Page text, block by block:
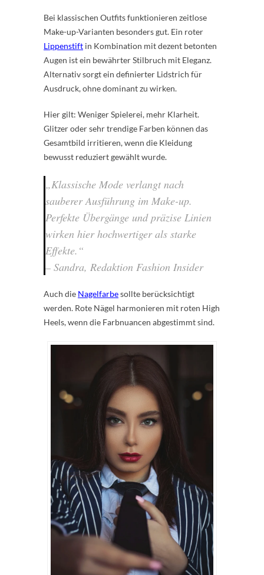
Bei klassischen Outfits funktionieren zeitlose
Make-up-Varianten besonders gut. Ein roter
Lippenstift in Kombination mit dezent betonten
Augen ist ein bewährter Stilbruch mit Eleganz.
Alternativ sorgt ein definierter Lidstrich für
Ausdruck, ohne dominant zu wirken.
Hier gilt: Weniger Spielerei, mehr Klarheit.
Glitzer oder sehr trendige Farben können das
Gesamtbild irritieren, wenn die Kleidung
bewusst reduziert gewählt wurde.
„Klassische Mode verlangt nach
sauberer Ausführung im Make-up.
Perfekte Übergänge und präzise Linien
wirken hier hochwertiger als starke
Effekte.“
– Sandra, Redaktion Fashion Insider
Auch die Nagelfarbesollte berücksichtigt
werden. Rote Nägel harmonieren mit roten High
Heels, wenn die Farbnuancen abgestimmt sind.